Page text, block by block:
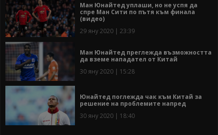
Ман Юнайтед уплаши, но не успя да
спре Ман Сити по пътя към финала
(видео)
29 яну 2020 | 23:39
Ман Юнайтед преглежда възможността
да вземе нападател от Китай
30 яну 2020 | 15:28
Юнайтед поглежда чак към Китай за
решение на проблемите напред
30 яну 2020 | 18:40